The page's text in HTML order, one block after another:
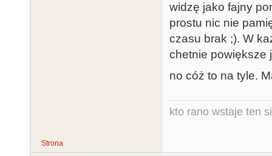
widzę jako fajny
prostu nic nie
czasu brak ;). W
chetnie powiększe
no cóż to na tyle.
kto rano wstaje ten
Strona